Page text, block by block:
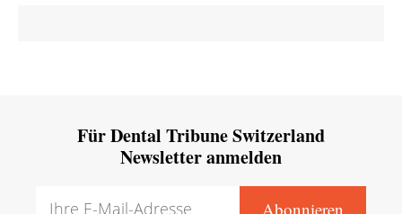
Für Dental Tribune Switzerland
Newsletter anmelden